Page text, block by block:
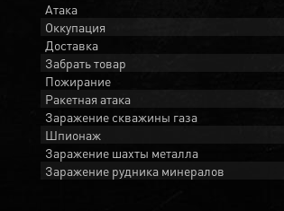
Атака
Оккупация
Доставка
Забрать товар
Пожирание
Ракетная атака
Заражение скважины газа
Шпионаж
Заражение шахты металла
Заражение рудника минералов